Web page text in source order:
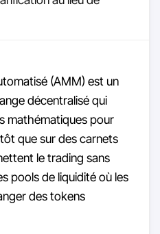
(AMM) est un
décentralisé qui
mathématiques pour
que sur des carnets
le trading sans
pools de liquidité où les
des tokens